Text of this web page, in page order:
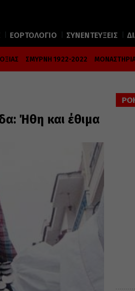
ΕΟΡΤΟΛΟΓΙΟ ΣΥΝΕΝΤΕΥΞΕΙΣ
ΣΜΥΡΝΗ 1922-2022
Ήθη και έθιμα